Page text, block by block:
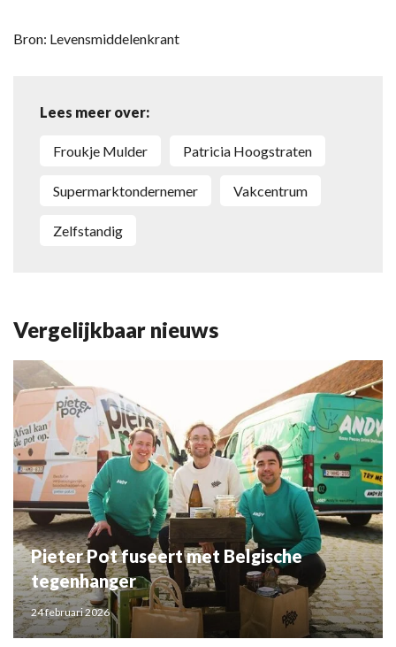
Bron: Levensmiddelenkrant
Lees meer over:
Froukje Mulder Patricia Hoogstraten
supermarktondernemer vakcentrum
zelfstandig
Vergelijkbaar nieuws
Pieter Pot fuseert met Belgische
tegenhanger
24 februari 2026